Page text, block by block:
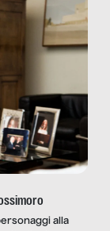
alla